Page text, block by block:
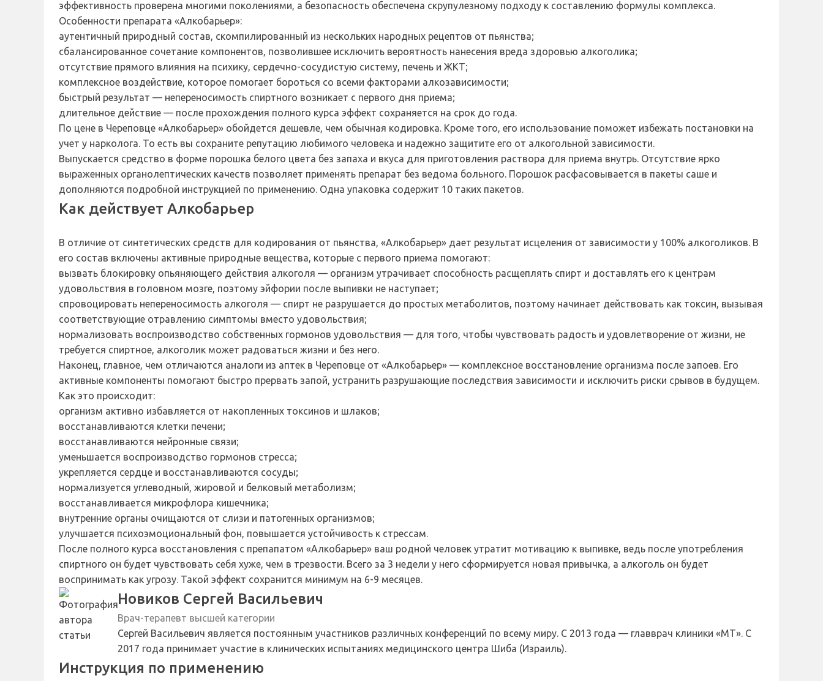
эффективность проверена многими поколениями, а безопасность обеспечена скрупулезному подходу к составлению формулы комплекса.
Особенности препарата «Алкобарьер»:
аутентичный природный состав, скомпилированный из нескольких народных рецептов от пьянства;
сбалансированное сочетание компонентов, позволившее исключить вероятность нанесения вреда здоровью алкоголика;
отсутствие прямого влияния на психику, сердечно-сосудистую систему, печень и ЖКТ;
комплексное воздействие, которое помогает бороться со всеми факторами алкозависимости;
быстрый результат — непереносимость спиртного возникает с первого дня приема;
длительное действие — после прохождения полного курса эффект сохраняется на срок до года.
По цене в Череповце «Алкобарьер» обойдется дешевле, чем обычная кодировка. Кроме того, его использование поможет избежать постановки на
учет у нарколога. То есть вы сохраните репутацию любимого человека и надежно защитите его от алкогольной зависимости.
Выпускается средство в форме порошка белого цвета без запаха и вкуса для приготовления раствора для приема внутрь. Отсутствие ярко
выраженных органолептических качеств позволяет применять препарат без ведома больного. Порошок расфасовывается в пакеты саше и
дополняются подробной инструкцией по применению. Одна упаковка содержит 10 таких пакетов.
Как действует Алкобарьер
В отличие от синтетических средств для кодирования от пьянства, «Алкобарьер» дает результат исцеления от зависимости у 100% алкоголиков. В
его состав включены активные природные вещества, которые с первого приема помогают:
вызвать блокировку опьяняющего действия алкоголя — организм утрачивает способность расщеплять спирт и доставлять его к центрам
удовольствия в головном мозге, поэтому эйфории после выпивки не наступает;
спровоцировать непереносимость алкоголя — спирт не разрушается до простых метаболитов, поэтому начинает действовать как токсин, вызывая
соответствующие отравлению симптомы вместо удовольствия;
нормализовать воспроизводство собственных гормонов удовольствия — для того, чтобы чувствовать радость и удовлетворение от жизни, не
требуется спиртное, алкоголик может радоваться жизни и без него.
Наконец, главное, чем отличаются аналоги из аптек в Череповце от «Алкобарьер» — комплексное восстановление организма после запоев. Его
активные компоненты помогают быстро прервать запой, устранить разрушающие последствия зависимости и исключить риски срывов в будущем.
Как это происходит:
организм активно избавляется от накопленных токсинов и шлаков;
восстанавливаются клетки печени;
восстанавливаются нейронные связи;
уменьшается воспроизводство гормонов стресса;
укрепляется сердце и восстанавливаются сосуды;
нормализуется углеводный, жировой и белковый метаболизм;
восстанавливается микрофлора кишечника;
внутренние органы очищаются от слизи и патогенных организмов;
улучшается психоэмоциональный фон, повышается устойчивость к стрессам.
После полного курса восстановления с препапатом «Алкобарьер» ваш родной человек утратит мотивацию к выпивке, ведь после употребления
спиртного он будет чувствовать себя хуже, чем в трезвости. Всего за 3 недели у него сформируется новая привычка, а алкоголь он будет
воспринимать как угрозу. Такой эффект сохранится минимум на 6-9 месяцев.
Новиков Сергей Васильевич
Врач-терапевт высшей категории
Сергей Васильевич является постоянным участников различных конференций по всему миру. С 2013 года — главврач клиники «МТ». С
2017 года принимает участие в клинических испытаниях медицинского центра Шиба (Израиль).
Инструкция по применению